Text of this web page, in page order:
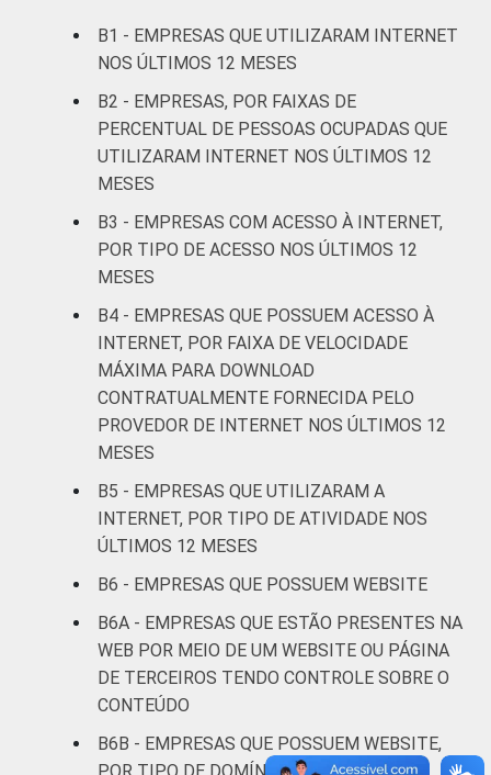
automotores e
motocicletas
Transporte,
armazenagem e
correio
29
Alojamento e
alimentação
18
comunicação
52
Atividades
imobiliárias
atividades
científicas e
técnicas,
atividades
e serviços
complementares
37
Artes, cultura,
outras
29
B1 - EMPRESAS QUE UTILIZARAM INTERNET
NOS ÚLTIMOS 12 MESES
B2 - EMPRESAS, POR FAIXAS DE
PERCENTUAL DE PESSOAS OCUPADAS QUE
UTILIZARAM INTERNET NOS ÚLTIMOS 12
MESES
B3 - EMPRESAS COM ACESSO À INTERNET,
POR TIPO DE ACESSO NOS ÚLTIMOS 12
MESES
B4 - EMPRESAS QUE POSSUEM ACESSO À
INTERNET, POR FAIXA DE VELOCIDADE
MÁXIMA PARA DOWNLOAD
CONTRATUALMENTE FORNECIDA PELO
PROVEDOR DE INTERNET NOS ÚLTIMOS 12
MESES
B5 - EMPRESAS QUE UTILIZARAM A
INTERNET, POR TIPO DE ATIVIDADE NOS
ÚLTIMOS 12 MESES
B6 - EMPRESAS QUE POSSUEM WEBSITE
B6A - EMPRESAS QUE ESTÃO PRESENTES NA
WEB POR MEIO DE UM WEBSITE OU PÁGINA
DE TERCEIROS TENDO CONTROLE SOBRE O
CONTEÚDO
B6B - EMPRESAS QUE POSSUEM WEBSITE,